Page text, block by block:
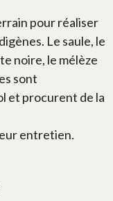
pour réaliser
Le saule, le
noire, le mélèze
sont
et procurent de la
entretien.